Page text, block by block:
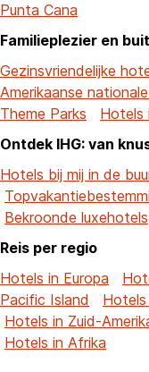
Punta Cana
Familieplezier en
Gezinsvriendelijke
Amerikaanse
Theme Parks
Hotels
Ontdek IHG: van
Hotels bij mij in de
Bekroonde luxehotels
Reis per regio
Hotels in Europa
Pacific Island
Hotels in Zuid-
Hotels in Afrika